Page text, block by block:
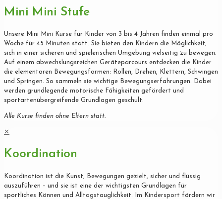
Mini Mini Stufe
Unsere Mini Mini Kurse für Kinder von 3 bis 4 Jahren finden einmal pro
Woche für 45 Minuten statt. Sie bieten den Kindern die Möglichkeit,
sich in einer sicheren und spielerischen Umgebung vielseitig zu bewegen.
Auf einem abwechslungsreichen Geräteparcours entdecken die Kinder
die elementaren Bewegungsformen: Rollen, Drehen, Klettern, Schwingen
und Springen. So sammeln sie wichtige Bewegungserfahrungen. Dabei
werden grundlegende motorische Fähigkeiten gefördert und
sportartenübergreifende Grundlagen geschult.
Alle Kurse finden ohne Eltern statt.
✕
Koordination
Koordination ist die Kunst, Bewegungen gezielt, sicher und flüssig
auszuführen – und sie ist eine der wichtigsten Grundlagen für
sportliches Können und Alltagstauglichkeit. Im Kindersport fördern wir